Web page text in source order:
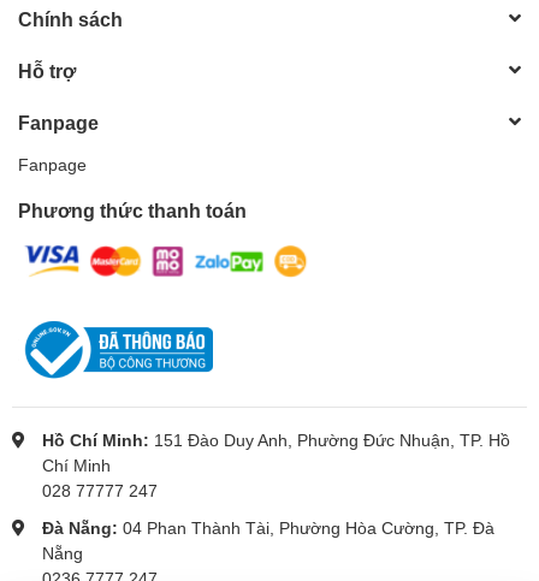
Chính sách
Hỗ trợ
Fanpage
Fanpage
Phương thức thanh toán
Hồ Chí Minh: 151 Đào Duy Anh, Phường Đức Nhuận, TP. Hồ
Chí Minh
028 77777 247
Đà Nẵng: 04 Phan Thành Tài, Phường Hòa Cường, TP. Đà
Nẵng